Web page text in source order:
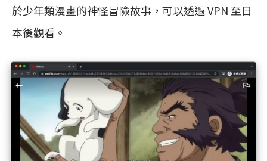
於少年類漫畫的神怪冒險故事，可以透過 VPN 至日
本後觀看。